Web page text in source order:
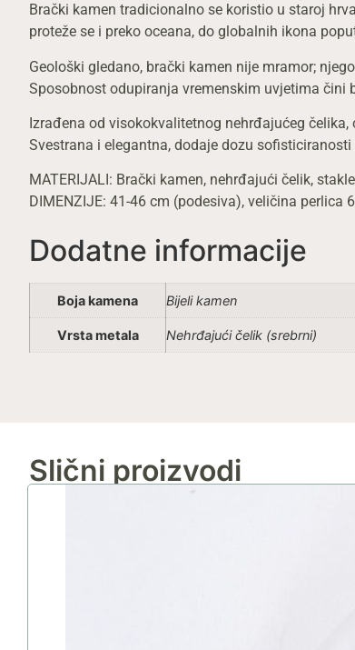
Brački kamen tradicionalno se koristio u staroj
proteže se i preko oceana, do globalnih ikona
Geološki gledano, brački kamen nije mramor;
Sposobnost odupiranja vremenskim uvjetima čini
Izrađena od visokokvalitetnog nehrđajućeg
Svestrana i elegantna, dodaje dozu
MATERIJALI: Brački kamen, nehrđajući čelik,
DIMENZIJE: 41-46 cm (podesiva), veličina perlica
Dodatne informacije
Boja kamena Bijeli kamen
Vrsta metala Nehrđajući čelik (srebrni)
Slični proizvodi